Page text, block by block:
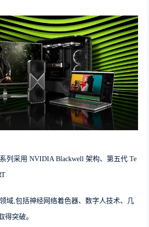
系列采用 NVIDIA Blackwell 架构、第五代 Te
域,包括神经网络着色器、数字人技术、几
得突破。